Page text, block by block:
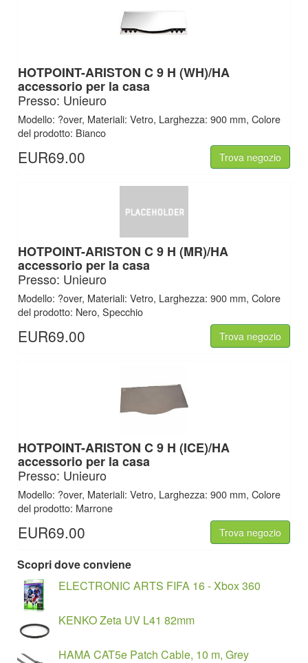
HOTPOINT-ARISTON C 9 H (WH)/HA
accessorio per la casa
Presso: Unieuro
Modello: ?over, Materiali: Vetro, Larghezza: 900 mm, Colore
del prodotto: Bianco
EUR69.00 Trova negozio
HOTPOINT-ARISTON C 9 H (MR)/HA
accessorio per la casa
Presso: Unieuro
Modello: ?over, Materiali: Vetro, Larghezza: 900 mm, Colore
del prodotto: Nero, Specchio
EUR69.00 Trova negozio
HOTPOINT-ARISTON C 9 H (ICE)/HA
accessorio per la casa
Presso: Unieuro
Modello: ?over, Materiali: Vetro, Larghezza: 900 mm, Colore
del prodotto: Marrone
EUR69.00 Trova negozio
Scopri dove conviene
ELECTRONIC ARTS FIFA 16 - Xbox 360
KENKO Zeta UV L41 82mm
HAMA CAT5e Patch Cable, 10 m, Grey